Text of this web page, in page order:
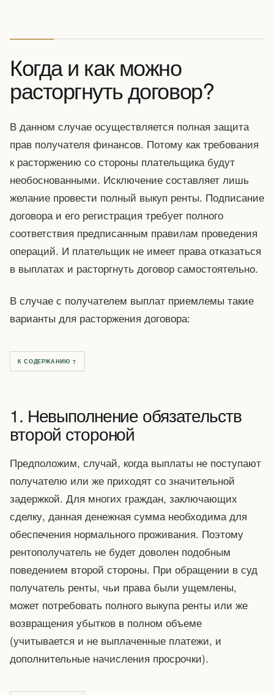
Когда и как можно
расторгнуть договор?
В данном случае осуществляется полная защита
прав получателя финансов. Потому как требования
к расторжению со стороны плательщика будут
необоснованными. Исключение составляет лишь
желание провести полный выкуп ренты. Подписание
договора и его регистрация требует полного
соответствия предписанным правилам проведения
операций. И плательщик не имеет права отказаться
в выплатах и расторгнуть договор самостоятельно.
В случае с получателем выплат приемлемы такие
варианты для расторжения договора:
К СОДЕРЖАНИЮ ↑
1. Невыполнение обязательств
второй стороной
Предположим, случай, когда выплаты не поступают
получателю или же приходят со значительной
задержкой. Для многих граждан, заключающих
сделку, данная денежная сумма необходима для
обеспечения нормального проживания. Поэтому
рентополучатель не будет доволен подобным
поведением второй стороны. При обращении в суд
получатель ренты, чьи права были ущемлены,
может потребовать полного выкупа ренты или же
возвращения убытков в полном объеме
(учитывается и не выплаченные платежи, и
дополнительные начисления просрочки).